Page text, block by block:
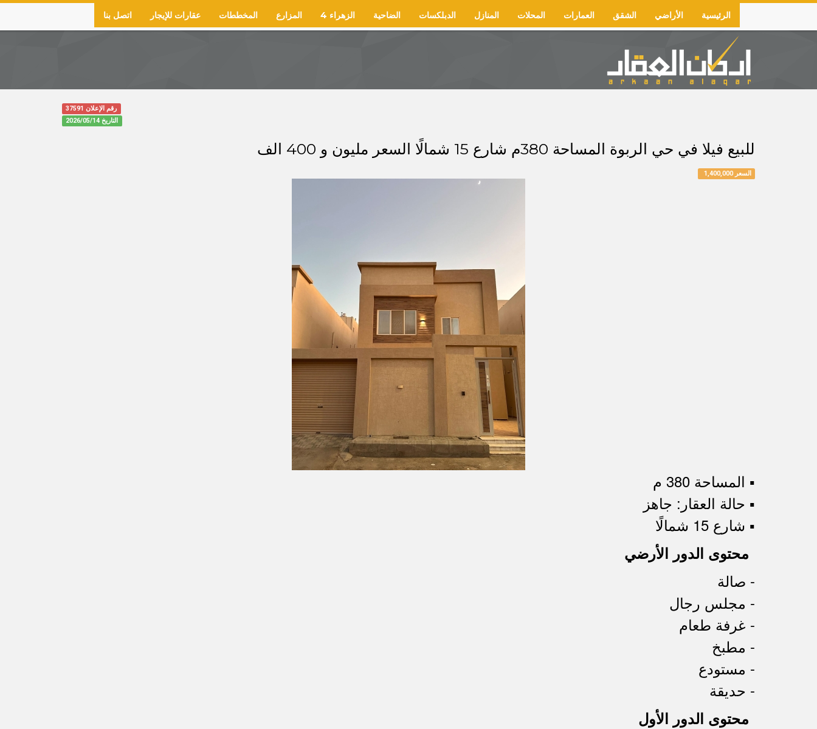
Skip
main
Main
navigation
اتصل بنا عقارات للإيجار المخططات المزارع الزهراء 4 الضاحية الدبلكسات المنازل المحلات العمارات الشقق الأراضي الرئيسية
رقم الإعلان 37591
التاريخ 2026/05/14
للبيع فيلا في حي الربوة المساحة 380م شارع 15 شمالًا السعر مليون و 400 الف
السعر 1,400,000
▪︎ المساحة 380 م
▪︎ حالة العقار: جاهز
▪︎ شارع 15 شمالًا
محتوى الدور الأرضي
- صالة
- مجلس رجال
- غرفة طعام
- مطبخ
- مستودع
- حديقة
محتوى الدور الأول